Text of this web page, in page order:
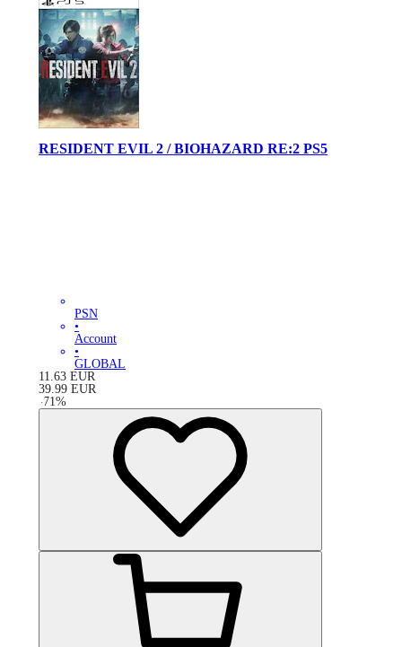
RESIDENT EVIL 2 / BIOHAZARD RE:2 PS5
PSN
•
Account
•
GLOBAL
11.63 EUR
39.99 EUR
-71%